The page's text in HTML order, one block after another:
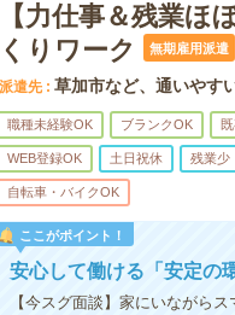
【力仕事＆残業
くりワーク
無期雇用派遣
派遣先 草加市など、通いやす
職種未経験OK ブランクOK
WEB登録OK 土日祝休 残業少
自転車・バイクOK
ここがポイント！
安心して働ける「安定の
【今スグ面談】家にいながら